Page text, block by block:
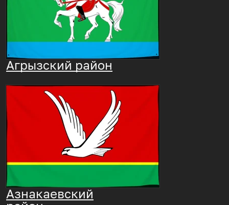
Агрызский район
Азнакаевский